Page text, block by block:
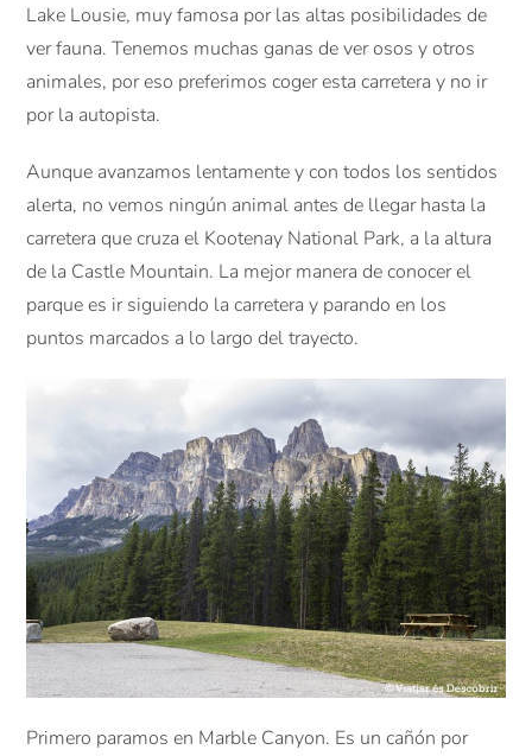
Lake Lousie, muy famosa por las altas posibilidades de
ver fauna. Tenemos muchas ganas de ver osos y otros
animales, por eso preferimos coger esta carretera y no ir
por la autopista.
Aunque avanzamos lentamente y con todos los sentidos
alerta, no vemos ningún animal antes de llegar hasta la
carretera que cruza el Kootenay National Park, a la altura
de la Castle Mountain. La mejor manera de conocer el
parque es ir siguiendo la carretera y parando en los
puntos marcados a lo largo del trayecto.
Primero paramos en Marble Canyon. Es un cañón por